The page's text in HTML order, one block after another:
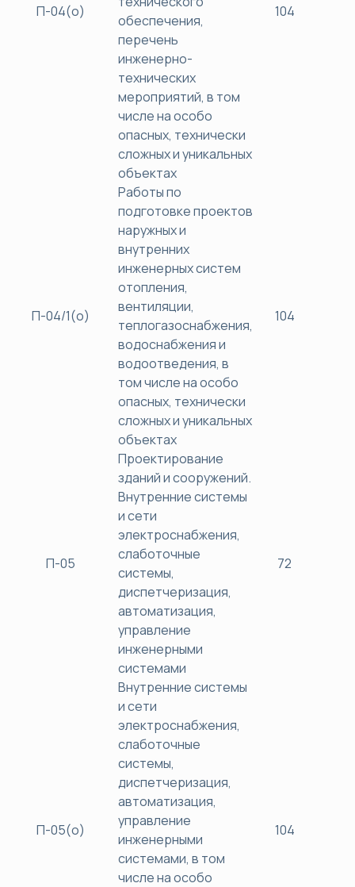
П-04(о)
обеспечения,
перечень
инженерно-
технических
мероприятий, в том
числе на особо
опасных, технически
сложных и уникальных
объектах
104
П-04/1(о)
Работы по
подготовке проектов
наружных и
внутренних
инженерных систем
отопления,
вентиляции,
теплогазоснабжения,
водоснабжения и
водоотведения, в
том числе на особо
опасных, технически
сложных и уникальных
объектах
104
П-05
Проектирование
зданий и сооружений.
Внутренние системы
и сети
электроснабжения,
слаботочные
системы,
диспетчеризация,
автоматизация,
управление
инженерными
системами
72
П-05(о)
Внутренние системы
и сети
электроснабжения,
слаботочные
системы,
диспетчеризация,
автоматизация,
управление
инженерными
системами, в том
числе на особо
104